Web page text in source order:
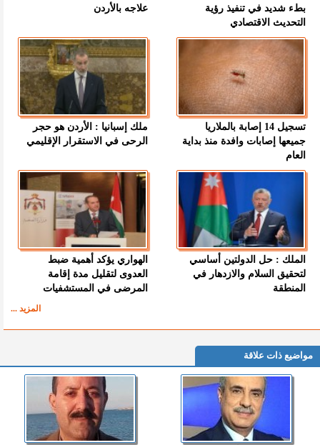
بطء شديد في تنفيذ رؤية
التحديث الاقتصادي
علاجه بالأردن
تسجيل 14 إصابة بالملاريا
جميعها إصابات وافدة منذ بداية
العام
ملك إسبانيا : الأردن هو حجر
الرحى في الاستقرار الإقليمي
الملك : حل الدولتين أساسي
لتحقيق السلام والازدهار في
المنطقة
الهواري يؤكد أهمية ضبط
العدوى لتقليل مدة إقامة
المرضى في المستشفيات
المزيد ...
مواضيع ذات علاقة